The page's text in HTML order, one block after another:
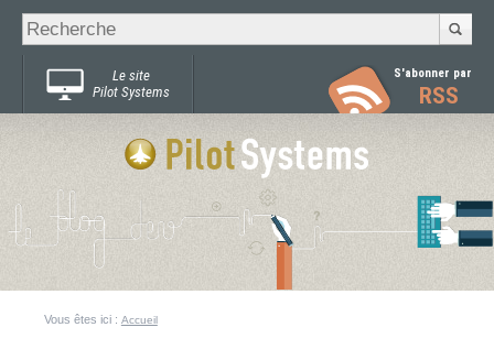
Chercher par
Recherche
avancée…
Le site
Pilot Systems
S'abonner par
RSS
Vous êtes ici : Accueil